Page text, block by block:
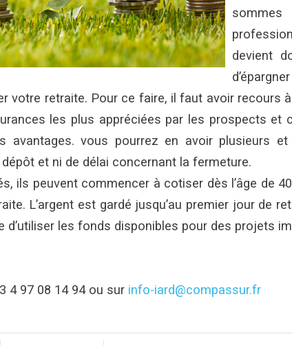
devient
votre retraite. Pour ce faire, il faut avoir recours à
les plus appréciées par les prospects et
avantages. vous pourrez en avoir plusieurs
et ni de délai concernant la fermeture.
ils peuvent commencer à cotiser dès l’âge de
L’argent est gardé jusqu’au premier jour de
d’utiliser les fonds disponibles pour des projets
4 97 08 14 94 ou sur info-iard@compassur.fr